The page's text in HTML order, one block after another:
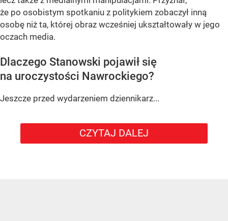
że po osobistym spotkaniu z politykiem zobaczył inną
osobę niż ta, której obraz wcześniej ukształtowały w jego
oczach media.
Dlaczego Stanowski pojawił się
na uroczystości Nawrockiego?
Jeszcze przed wydarzeniem dziennikarz...
CZYTAJ DALEJ